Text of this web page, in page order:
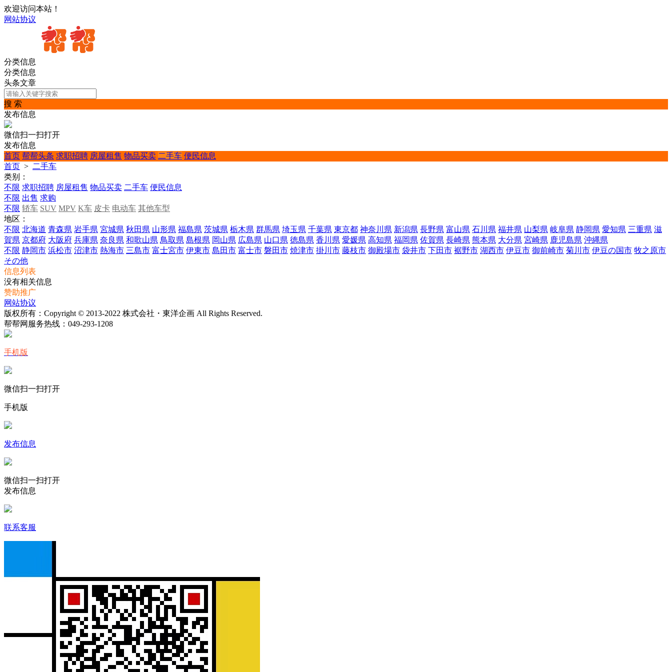
欢迎访问本站！
网站协议
分类信息
分类信息
头条文章
搜 索
发布信息
微信扫一扫打开
发布信息
首页 帮帮头条 求职招聘 房屋租售 物品买卖 二手车 便民信息
首页 > 二手车
类别：
不限 求职招聘 房屋租售 物品买卖 二手车 便民信息
不限 出售 求购
不限 轿车 SUV MPV K车 皮卡 电动车 其他车型
地区：
不限 北海道 青森県 岩手県 宮城県 秋田県 山形県 福島県 茨城県 栃木県 群馬県 埼玉県 千葉県 東京都 神奈川県 新潟県 長野県 富山県 石川県 福井県 山梨県 岐阜県 静岡県 愛知県 三重県 滋
賀県 京都府 大阪府 兵庫県 奈良県 和歌山県 鳥取県 島根県 岡山県 広島県 山口県 徳島県 香川県 愛媛県 高知県 福岡県 佐賀県 長崎県 熊本県 大分県 宮崎県 鹿児島県 沖縄県
不限 静岡市 浜松市 沼津市 熱海市 三島市 富士宮市 伊東市 島田市 富士市 磐田市 焼津市 掛川市 藤枝市 御殿場市 袋井市 下田市 裾野市 湖西市 伊豆市 御前崎市 菊川市 伊豆の国市 牧之原市
その他
信息列表
没有相关信息
赞助推广
网站协议
版权所有：Copyright © 2013-2022 株式会社・東洋企画 All Rights Reserved.
帮帮网服务热线： 049-293-1208
手机版
微信扫一扫打开
手机版
发布信息
微信扫一扫打开
发布信息
联系客服